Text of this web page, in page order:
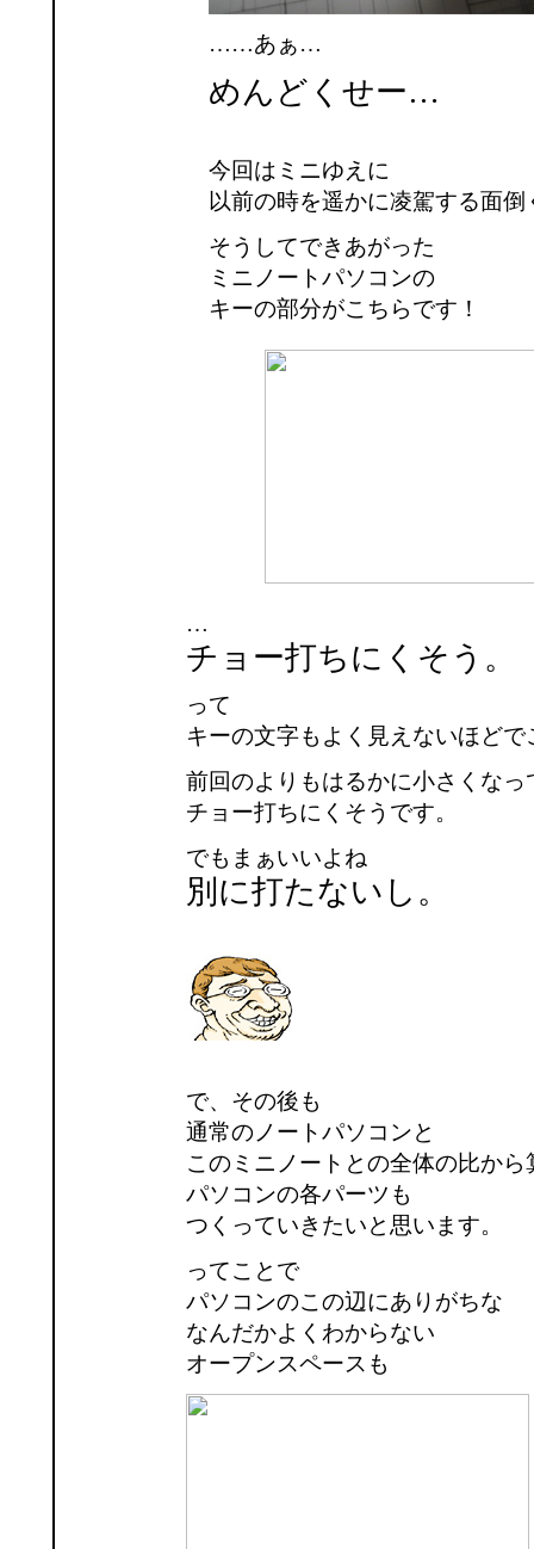
……あぁ…
めんどくせー…
今回はミニゆえに
以前の時を遥かに凌駕する面
そうしてできあがった
ミニノートパソコンの
キーの部分がこちらです！
…
チョー打ちにくそう。
って
キーの文字もよく見えないほどで
前回のよりもはるかに小さくなっ
チョー打ちにくそうです。
でもまぁいいよね
別に打たないし。
で、その後も
通常のノートパソコンと
このミニノートとの全体の比か
パソコンの各パーツも
つくっていきたいと思います。
ってことで
パソコンのこの辺にありがちな
なんだかよくわからない
オープンスペースも